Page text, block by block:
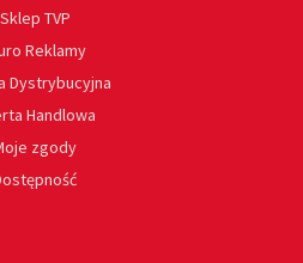
Sklep TVP
Reklamy
Dystrybucyjna
Handlowa
zgody